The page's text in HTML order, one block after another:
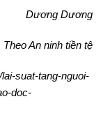
Dương Dương
Theo An ninh tiền tệ
suat-tang-nguoi-
doc-